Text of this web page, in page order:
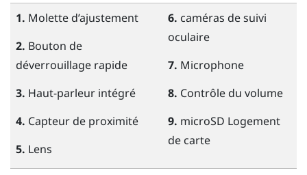
1. Molette d’ajustement
2. Bouton de
déverrouillage rapide
3. Haut-parleur intégré
4. Capteur de proximité
5. Lens
6. caméras de suivi
oculaire
7. Microphone
8. Contrôle du volume
9. microSD Logement
de carte